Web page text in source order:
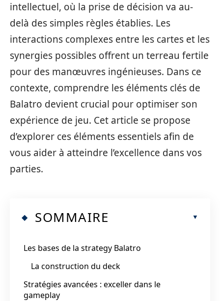
intellectuel, où la prise de décision va au-
delà des simples règles établies. Les
interactions complexes entre les cartes et les
synergies possibles offrent un terreau fertile
pour des manœuvres ingénieuses. Dans ce
contexte, comprendre les éléments clés de
Balatro devient crucial pour optimiser son
expérience de jeu. Cet article se propose
d’explorer ces éléments essentiels afin de
vous aider à atteindre l’excellence dans vos
parties.
SOMMAIRE
Les bases de la strategy Balatro
La construction du deck
Stratégies avancées : exceller dans le
gameplay